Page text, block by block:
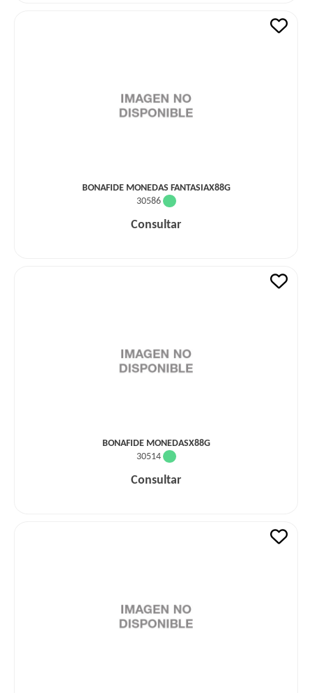
BONAFIDE MONEDAS FANTASIAX88G
30586
Consultar
BONAFIDE MONEDASX88G
30514
Consultar